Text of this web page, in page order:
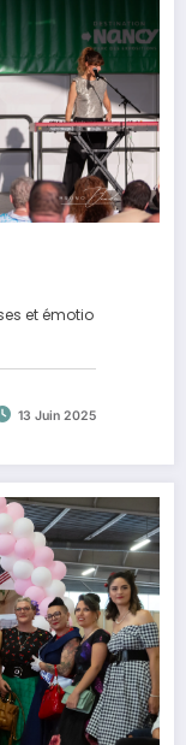
et émotio
13 Juin 2025